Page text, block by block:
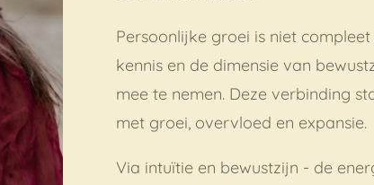
Persoonlijke groei is niet
kennis en de dimensie van
mee te nemen. Deze verbinding
met groei, overvloed en expansie.
Via intuïtie en bewustzijn - de